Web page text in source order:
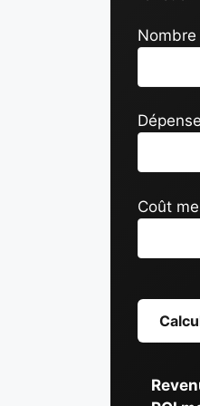
Coût